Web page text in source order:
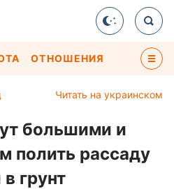
ОТНОШЕНИЯ
Читать на украинском
большими и
полить рассаду
грунт